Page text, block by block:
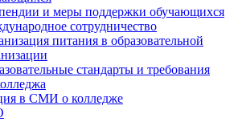
и меры поддержки обучающихся
сотрудничество
питания в образовательной
стандарты и требования
в СМИ о колледже